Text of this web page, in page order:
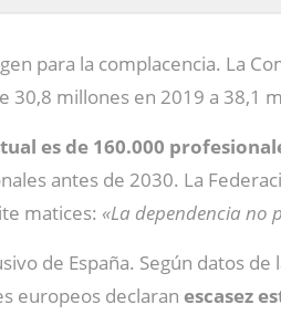
para la complacencia. La
30,8 millones en 2019 a 38,1
es de 160.000
antes de 2030. La
matices: «La dependencia no
de España. Según datos
europeos declaran escasez